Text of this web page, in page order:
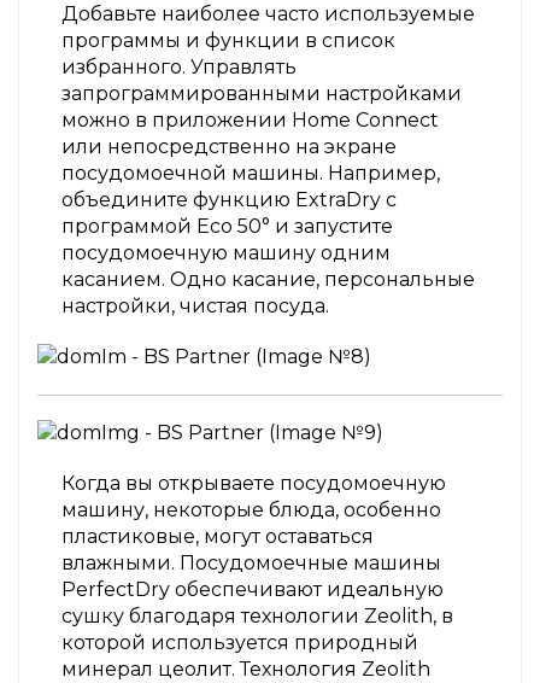
Добавьте наиболее часто используемые
программы и функции в список
избранного. Управлять
запрограммированными настройками
можно в приложении Home Connect
или непосредственно на экране
посудомоечной машины. Например,
объедините функцию ExtraDry с
программой Eco 50° и запустите
посудомоечную машину одним
касанием. Одно касание, персональные
настройки, чистая посуда.
Когда вы открываете посудомоечную
машину, некоторые блюда, особенно
пластиковые, могут оставаться
влажными. Посудомоечные машины
PerfectDry обеспечивают идеальную
сушку благодаря технологии Zeolith, в
которой используется природный
минерал цеолит. Технология Zeolith